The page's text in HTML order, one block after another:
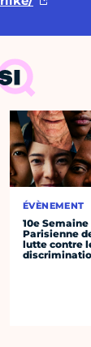
ÉVÈNEMENT
10e Semaine
Parisienne
lutte contre